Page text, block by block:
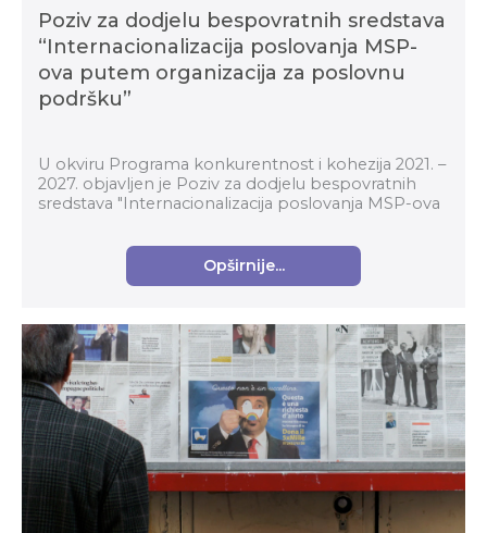
Poziv za dodjelu bespovratnih sredstava
“Internacionalizacija poslovanja MSP-
ova putem organizacija za poslovnu
podršku”
U okviru Programa konkurentnost i kohezija 2021. –
2027. objavljen je Poziv za dodjelu bespovratnih
sredstava "Internacionalizacija poslovanja MSP-ova
Opširnije...